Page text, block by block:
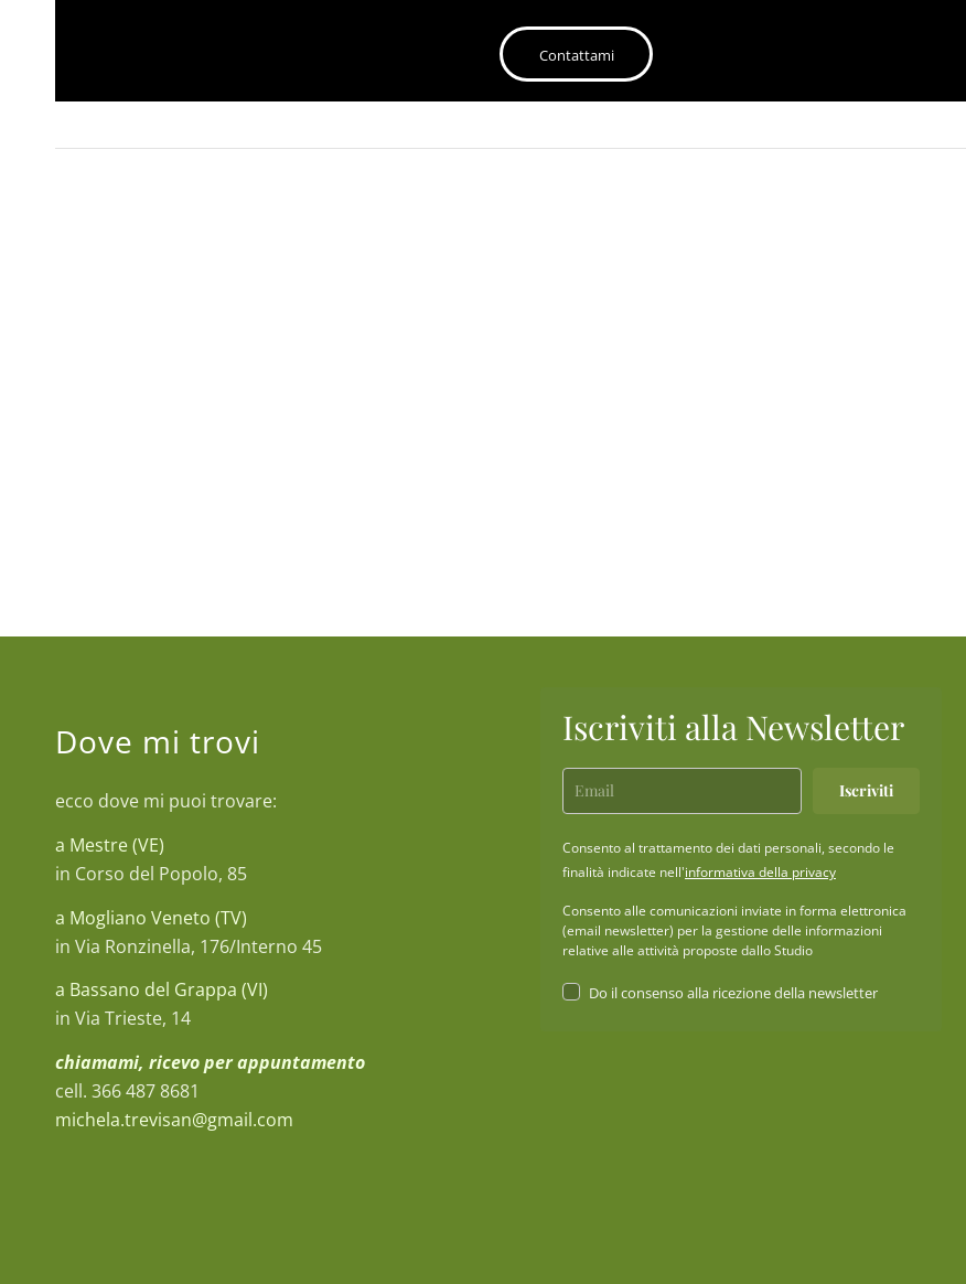
Contattami
Dove mi trovi
ecco dove mi puoi trovare:
a Mestre (VE)
in Corso del Popolo, 85
a Mogliano Veneto (TV)
in Via Ronzinella, 176/Interno 45
a Bassano del Grappa (VI)
in Via Trieste, 14
chiamami, ricevo per appuntamento
cell. 366 487 8681
michela.trevisan@gmail.com
Iscriviti alla Newsletter
Iscriviti
Consento al trattamento dei dati personali, secondo le
finalità indicate nell'informativa della privacy
Consento alle comunicazioni inviate in forma elettronica
(email newsletter) per la gestione delle informazioni
relative alle attività proposte dallo Studio
Do il consenso alla ricezione della newsletter